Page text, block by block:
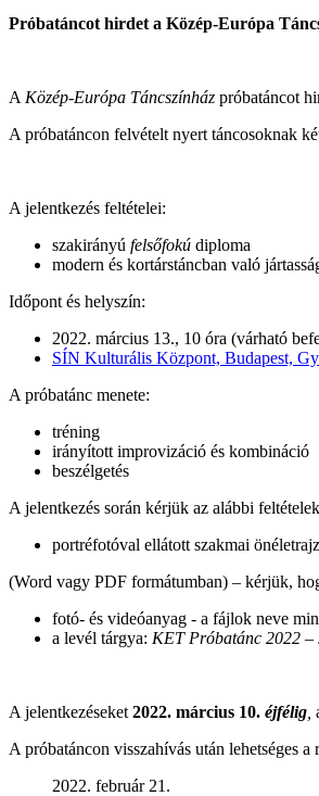
Próbatáncot hirdet a Közép-Európa
A Közép-Európa Táncszínház próbatáncot
A próbatáncon felvételt nyert táncosoknak
A jelentkezés feltételei:
szakirányú felsőfokú diploma
modern és kortárstáncban való
Időpont és helyszín:
2022. március 13., 10 óra (várható
SÍN Kulturális Központ, Budapest,
A próbatánc menete:
tréning
irányított improvizáció és kombináció
beszélgetés
A jelentkezés során kérjük az alábbi
portréfotóval ellátott szakmai
(Word vagy PDF formátumban) – kérjük,
fotó- és videóanyag - a fájlok neve
a levél tárgya: KET Próbatánc 2022 –
A jelentkezéseket 2022. március 10. éjfélig
A próbatáncon visszahívás után lehetséges
2022. február 21.